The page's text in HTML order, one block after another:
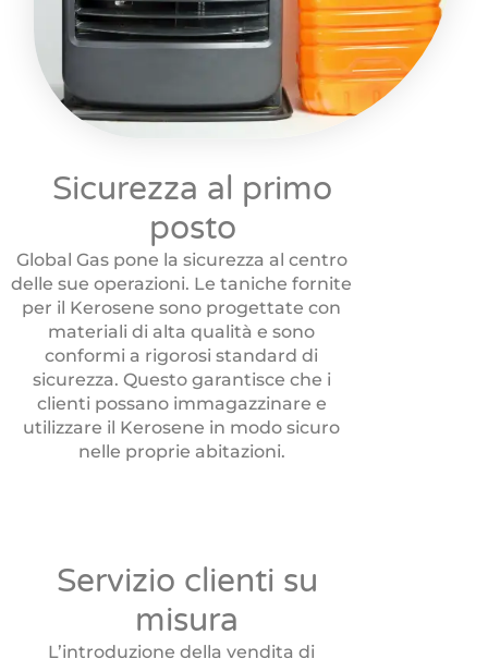
Sicurezza al primo
posto
Global Gas pone la sicurezza al centro
delle sue operazioni. Le taniche fornite
per il Kerosene sono progettate con
materiali di alta qualità e sono
conformi a rigorosi standard di
sicurezza. Questo garantisce che i
clienti possano immagazzinare e
utilizzare il Kerosene in modo sicuro
nelle proprie abitazioni.
Servizio clienti su
misura
L’introduzione della vendita di